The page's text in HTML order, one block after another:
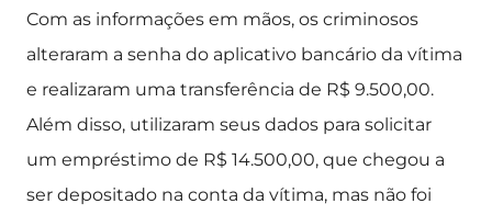
Com as informações em mãos, os criminosos
alteraram a senha do aplicativo bancário da vítima
e realizaram uma transferência de R$ 9.500,00.
Além disso, utilizaram seus dados para solicitar
um empréstimo de R$ 14.500,00, que chegou a
ser depositado na conta da vítima, mas não foi